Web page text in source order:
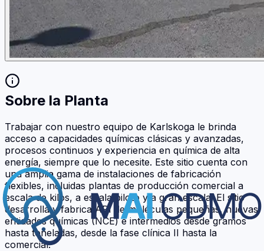
Sobre la Planta
Trabajar con nuestro equipo de Karlskoga le brinda
acceso a capacidades químicas clásicas y avanzadas,
procesos continuos y experiencia en química de alta
energía, siempre que lo necesite. Este sitio cuenta con
una amplia gama de instalaciones de fabricación
flexibles, incluidas plantas de producción comercial a
escala de kilos, a escala piloto y a gran escala. El sitio
desarrolla y fabrica API de moléculas pequeñas, nuevas
entidades químicas (NCE) e intermedios desde gramos
hasta toneladas, desde la fase clínica II hasta la
comercial.